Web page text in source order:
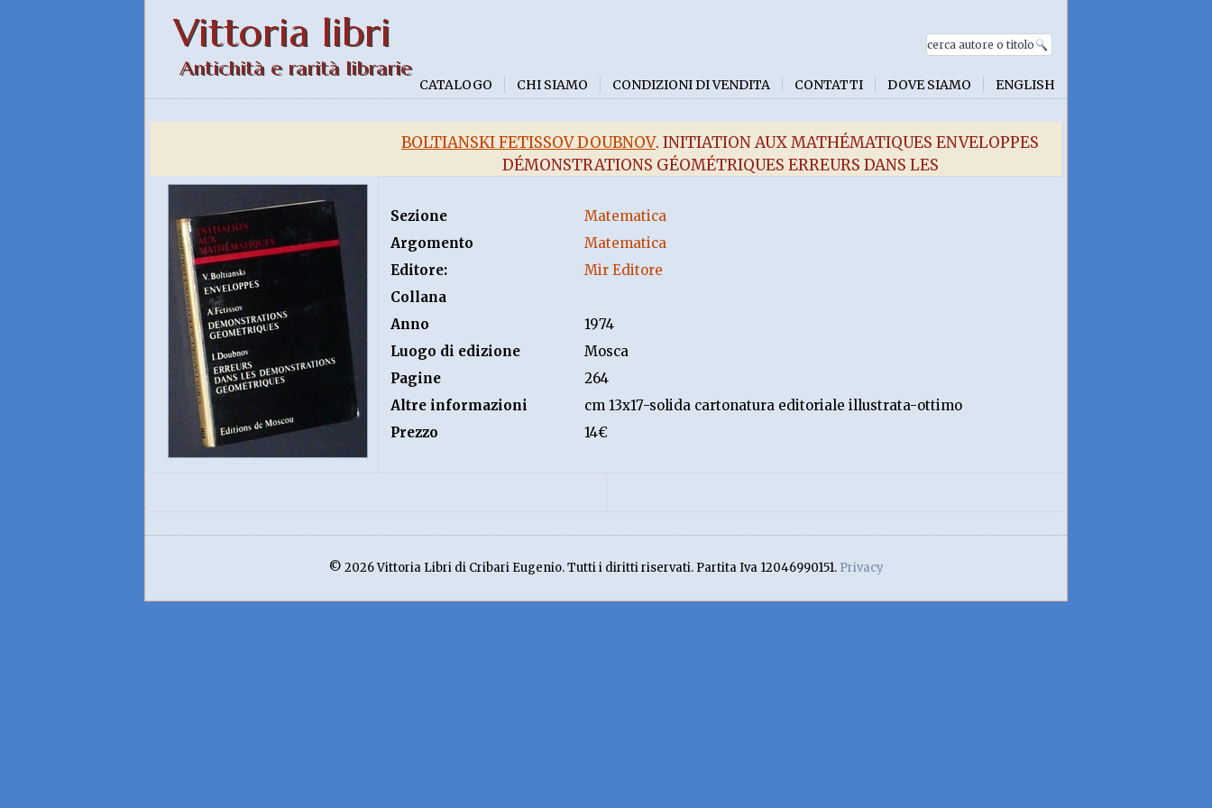
Vittoria libri
Antichità e rarità librarie
CATALOGO CHI SIAMO CONDIZIONI DI VENDITA CONTATTI DOVE SIAMO ENGLISH
BOLTIANSKI FETISSOV DOUBNOV. INITIATION AUX MATHÉMATIQUES ENVELOPPES
DÉMONSTRATIONS GÉOMÉTRIQUES ERREURS DANS LES
Sezione
Matematica
Argomento
Matematica
Editore:
Mir Editore
Collana
Anno
1974
Luogo di edizione
Mosca
Pagine
264
Altre informazioni
cm 13x17-solida cartonatura editoriale illustrata-ottimo
Prezzo
14€
© 2026 Vittoria Libri di Cribari Eugenio. Tutti i diritti riservati. Partita Iva 12046990151. Privacy